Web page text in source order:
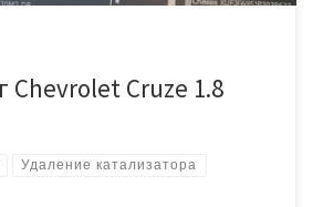
Chevrolet Cruze 1.8
Удаление катализатора